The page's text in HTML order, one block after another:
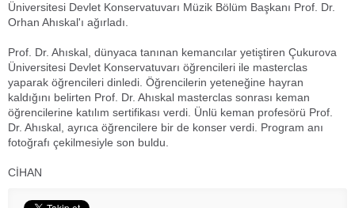
Üniversitesi Devlet Konservatuvarı Müzik Bölüm Başkanı Prof. Dr.
Orhan Ahıskal'ı ağırladı.
Prof. Dr. Ahıskal, dünyaca tanınan kemancılar yetiştiren Çukurova
Üniversitesi Devlet Konservatuvarı öğrencileri ile masterclas
yaparak öğrencileri dinledi. Öğrencilerin yeteneğine hayran
kaldığını belirten Prof. Dr. Ahıskal masterclas sonrası keman
öğrencilerine katılım sertifikası verdi. Ünlü keman profesörü Prof.
Dr. Ahıskal, ayrıca öğrencilere bir de konser verdi. Program anı
fotoğrafı çekilmesiyle son buldu.
CİHAN